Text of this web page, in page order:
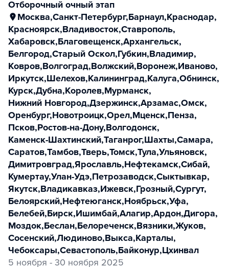
отборочный очный этап
Москва,Санкт-Петербург,Барнаул,Краснодар,
Красноярск,Владивосток,Ставрополь,
Хабаровск,Благовещенск,Архангельск,
Белгород,Старый Оскол,Губкин,Владимир,
Ковров,Волгоград,Волжский,Воронеж,Иваново,
Иркутск,Шелехов,Калининград,Калуга,Обнинск,
Курск,Дубна,Королев,Мурманск,
Нижний Новгород,Дзержинск,Арзамас,Омск,
Оренбург,Новотроицк,Орел,Мценск,Пенза,
Псков,Ростов-на-Дону,Волгодонск,
Каменск-Шахтинский,Таганрог,Шахты,Самара,
Саратов,Тамбов,Тверь,Томск,Тула,Ульяновск,
Димитровград,Ярославль,Нефтекамск,Сибай,
Кумертау,Улан-Удэ,Петрозаводск,Сыктывкар,
Якутск,Владикавказ,Ижевск,Грозный,Сургут,
Белоярский,Нефтеюганск,Ноябрьск,Уфа,
Белебей,Бирск,Ишимбай,Алагир,Ардон,Дигора,
Моздок,Беслан,Белореченск,Вязники,Жуков,
Сосенский,Людиново,Выкса,Карталы,
Чебоксары,Севастополь,Байконур,Цхинвал
5 ноября - 30 ноября 2025